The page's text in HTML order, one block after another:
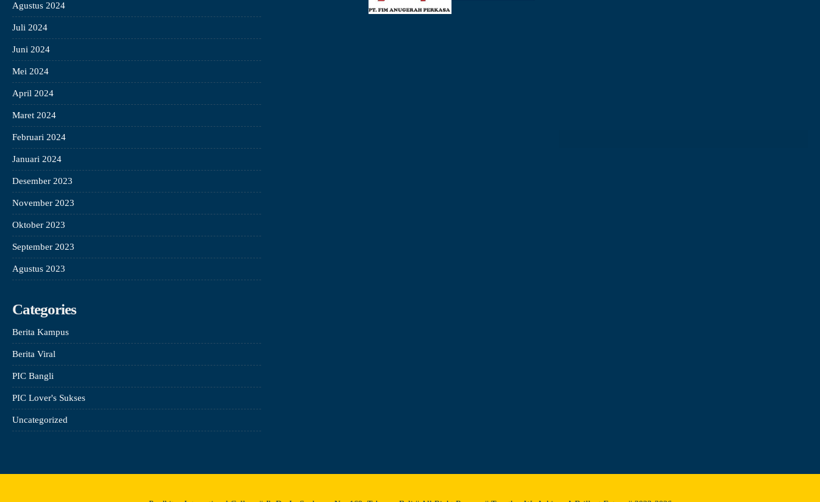
Agustus 2024
Juli 2024
Juni 2024
Mei 2024
April 2024
Maret 2024
Februari 2024
Januari 2024
Desember 2023
November 2023
Oktober 2023
September 2023
Agustus 2023
Categories
Berita Kampus
Berita Viral
PIC Bangli
PIC Lover's Sukses
Uncategorized